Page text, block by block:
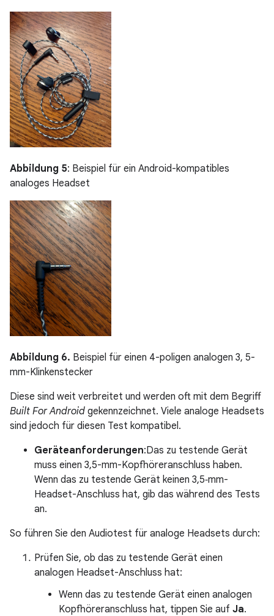
Abbildung 5: Beispiel für ein Android-kompatibles
analoges Headset
Abbildung 6. Beispiel für einen 4-poligen analogen 3, 5-
mm-Klinkenstecker
Diese sind weit verbreitet und werden oft mit dem Begriff
Built For Android gekennzeichnet. Viele analoge Headsets
sind jedoch für diesen Test kompatibel.
Geräteanforderungen:Das zu testende Gerät
muss einen 3,5-mm-Kopfhöreranschluss haben.
Wenn das zu testende Gerät keinen 3,5‑mm-
Headset-Anschluss hat, gib das während des Tests
an.
So führen Sie den Audiotest für analoge Headsets durch:
Prüfen Sie, ob das zu testende Gerät einen
analogen Headset-Anschluss hat:
Wenn das zu testende Gerät einen analogen
Kopfhöreranschluss hat, tippen Sie auf Ja.